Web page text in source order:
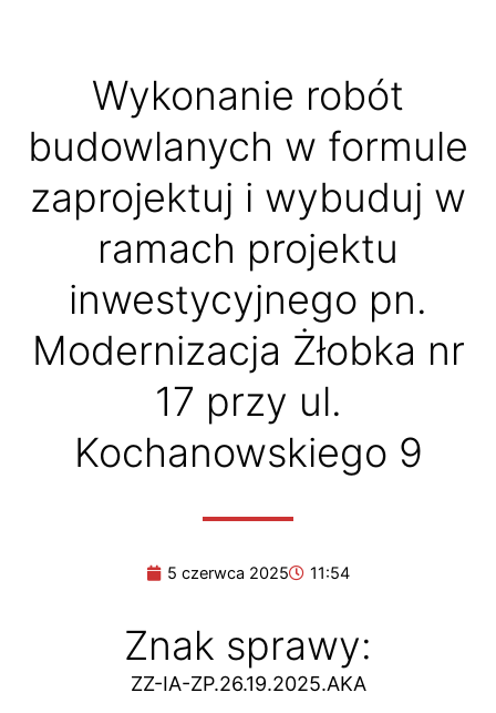
Wykonanie robót
budowlanych w formule
zaprojektuj i wybuduj w
ramach projektu
inwestycyjnego pn.
Modernizacja Żłobka nr
17 przy ul.
Kochanowskiego 9
5 czerwca 2025 11:54
Znak sprawy:
ZZ-IA-ZP.26.19.2025.AKA